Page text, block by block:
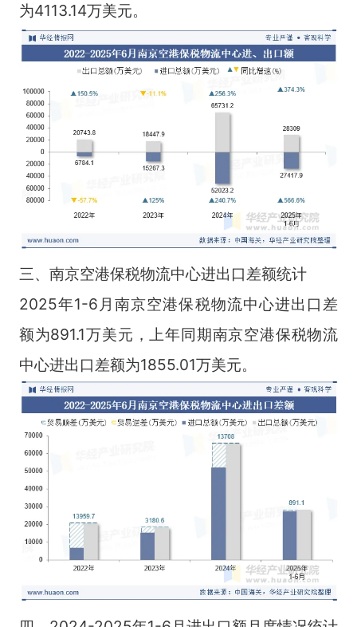
为4113.14万美元。
三、南京空港保税物流中心进出口差额统计
2025年1-6月南京空港保税物流中心进出口差
额为891.1万美元，上年同期南京空港保税物流
中心进出口差额为1855.01万美元。